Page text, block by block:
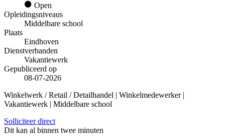
Open
Opleidingsniveaus
Middelbare school
Plaats
Eindhoven
Dienstverbanden
Vakantiewerk
Gepubliceerd op
08-07-2026
Winkelwerk / Retail / Detailhandel | Winkelmedewerker |
Vakantiewerk | Middelbare school
Solliciteer direct
Dit kan al binnen twee minuten